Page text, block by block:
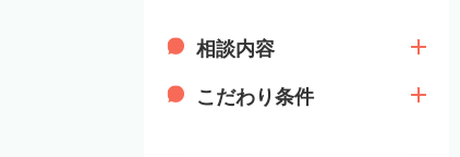
相談内容
こだわり条件